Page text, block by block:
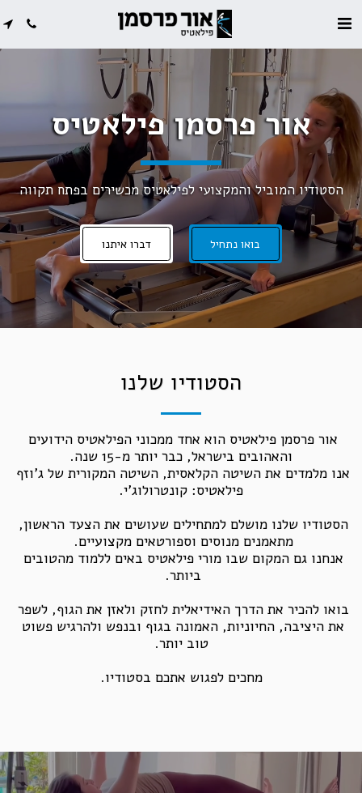
אור פרסמן פילאטיס
הסטודיו המוביל והמקצועי לפילאטיס מכשירים בפתח תקווה
בואו נתחיל דברו איתנו
הסטודיו שלנו
אור פרסמן פילאטיס הוא אחד ממכוני הפילאטיס הידועים
אנו מלמדים את השיטה הקלאסית, השיטה המקורית של ג'וזף
הסטודיו שלנו מושלם למתחילים שעושים את הצעד הראשון,
מתאמנים מנוסים וספורטאים מקצועיים.
אנחנו גם המקום שבו מורי פילאטיס באים ללמוד מהטובים
בואו להכיר את הדרך האידיאלית לחזק ולאזן את הגוף, לשפר
את היציבה, החיוניות, האמונה בגוף ובנפש ולהרגיש פשוט
טוב יותר.
מחכים לפגוש אתכם בסטודיו.